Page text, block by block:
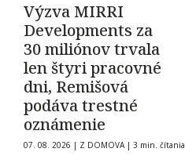
Výzva MIRRI
Developments za
30 miliónov trvala
len štyri pracovné
dni, Remišová
podáva trestné
oznámenie
07. 08. 2026 | Z DOMOVA | 3 min. čítania